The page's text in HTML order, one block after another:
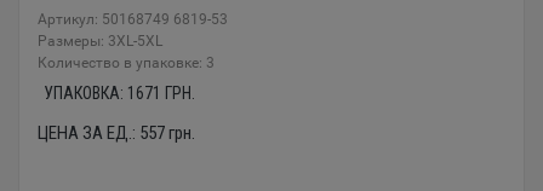
Артикул: 50168749 6819-53
Размеры: 3XL-5XL
Количество в упаковке: 3
УПАКОВКА: 1671 ГРН.
ЦЕНА ЗА ЕД.: 557грн.